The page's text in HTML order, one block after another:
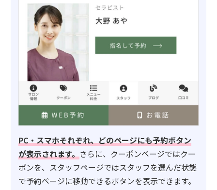
PC・スマホそれぞれ、どのページにも予約ボタン
が表示されます。さらに、クーポンページではクー
ポンを、スタッフページではスタッフを選んだ状態
で予約ページに移動できるボタンを表示できます。